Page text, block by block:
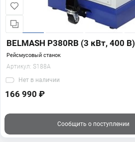
BELMASH P380RB (3 кВт, 400 В)
Рейсмусовый станок
Артикул: S188A
Нет в наличии
166 990 ₽
Сообщить о поступлении